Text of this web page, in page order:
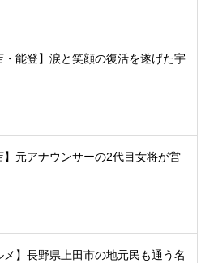
・能登】涙と笑顔の復活を遂げた宇
】元アナウンサーの2代目女将が営
メ】長野県上田市の地元民も通う名